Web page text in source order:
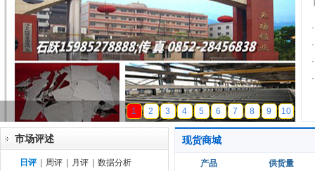
天磁锰业
1 2 3 4 5 6 7 8 9 10
·
·
·
·
市场评述
日评 周评 月评 数据分析
现货商城
产品
供货量